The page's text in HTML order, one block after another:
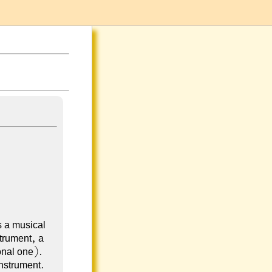
a musical
a
one).